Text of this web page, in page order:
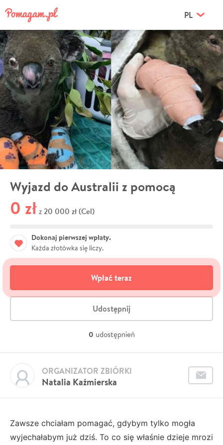
PL
Wyjazd do Australii z pomocą
0 zł z 20 000 zł (Cel)
Dokonaj pierwszej wpłaty.
Każda złotówka się liczy.
Wpłać teraz
Udostępnij
0 udostępnień
Natalia Kaźmierska
ORGANIZATOR ZBIÓRKI
Zawsze chciałam pomagać, gdybym tylko mogła
wyjechałabym już dziś. To co się właśnie dzieje mrozi